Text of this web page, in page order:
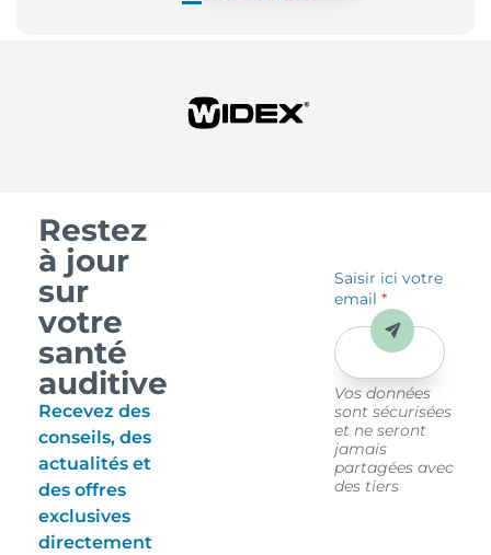
Restez
à jour
sur
votre
santé
auditive
Recevez des
conseils, des
actualités et
des offres
exclusives
directement
Saisir ici votre
email*
Vos données
sont sécurisées
et ne seront
jamais
partagées avec
des tiers
Envoyer